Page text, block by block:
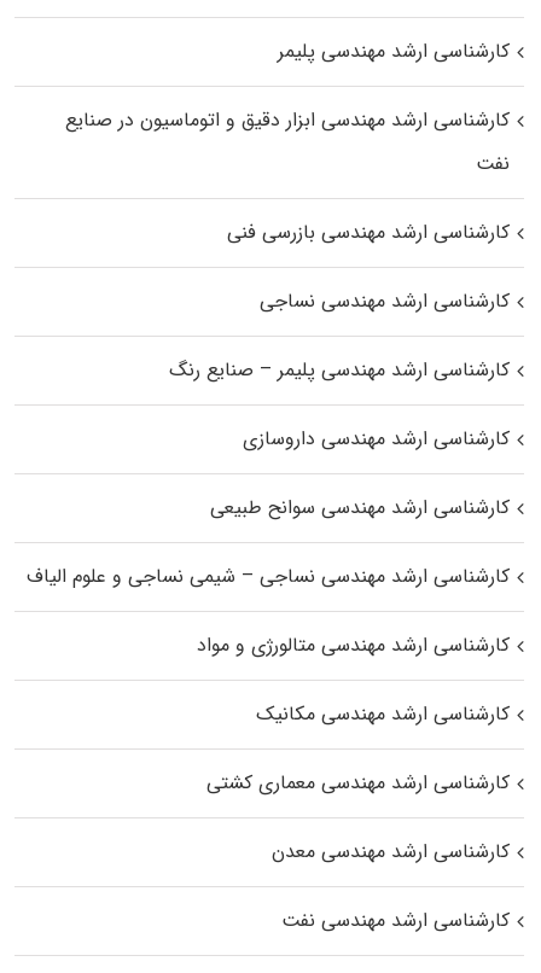
کارشناسی ارشد مهندسی پلیمر
کارشناسی ارشد مهندسی ابزار دقیق و اتوماسیون در صنایع
نفت
کارشناسی ارشد مهندسی بازرسی فنی
کارشناسی ارشد مهندسی نساجی
کارشناسی ارشد مهندسی پلیمر – صنایع رنگ
کارشناسی ارشد مهندسی داروسازی
کارشناسی ارشد مهندسی سوانح طبیعی
کارشناسی ارشد مهندسی نساجی – شیمی نساجی و علوم الیاف
کارشناسی ارشد مهندسی متالورژی و مواد
کارشناسی ارشد مهندسی مکانیک
کارشناسی ارشد مهندسی معماری کشتی
کارشناسی ارشد مهندسی معدن
کارشناسی ارشد مهندسی نفت